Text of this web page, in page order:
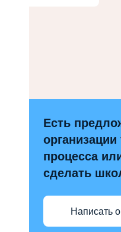
Есть
организации
процесса
сделать
Написать